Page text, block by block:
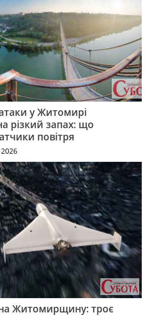
атаки у Житомирі
різкий запах: що
повітря
Житомирщину: троє